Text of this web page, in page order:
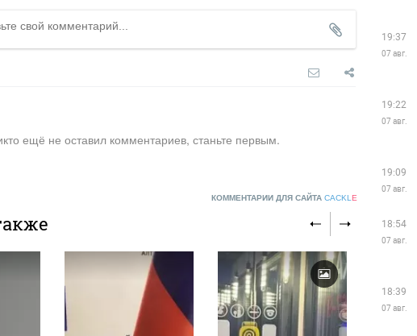
ещё не оставил комментариев, станьте первым.
КОММЕНТАРИИ ДЛЯ САЙТА CACKL E
07
19:37
07 авг.
19:22
07 авг.
19:09
07 авг.
18:54
07 авг.
18:39
07 авг.